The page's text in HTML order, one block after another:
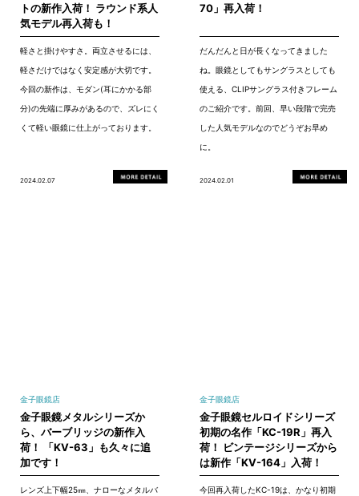
トの新作入荷！ ラウンド系人
気モデル再入荷も！
軽さと掛けやすさ。両立させるには、
軽さだけではなく安定感が大切です。
今回の新作は、モダン(耳にかかる部
分)の先端に厚みがあるので、ズレにく
くて軽い眼鏡に仕上がっております。
2024.02.07
70」再入荷！
だんだんと日が長くなってきました
ね。眼鏡としてもサングラスとしても
使える、CLIPサングラス付きフレーム
のご紹介です。前回、早い段階で完売
した人気モデルなのでどうぞお早め
に。
2024.02.01
金子眼鏡店
金子眼鏡メタルシリーズか
ら、バーブリッジの新作入
荷！ 「KV-63」も久々に追
加です！
レンズ上下幅25㎜、ナローなメタルバ
金子眼鏡店
金子眼鏡セルロイドシリーズ
初期の名作「KC-19R」再入
荷！ ビンテージシリーズから
は新作「KV-164」入荷！
今回再入荷したKC-19は、かなり初期